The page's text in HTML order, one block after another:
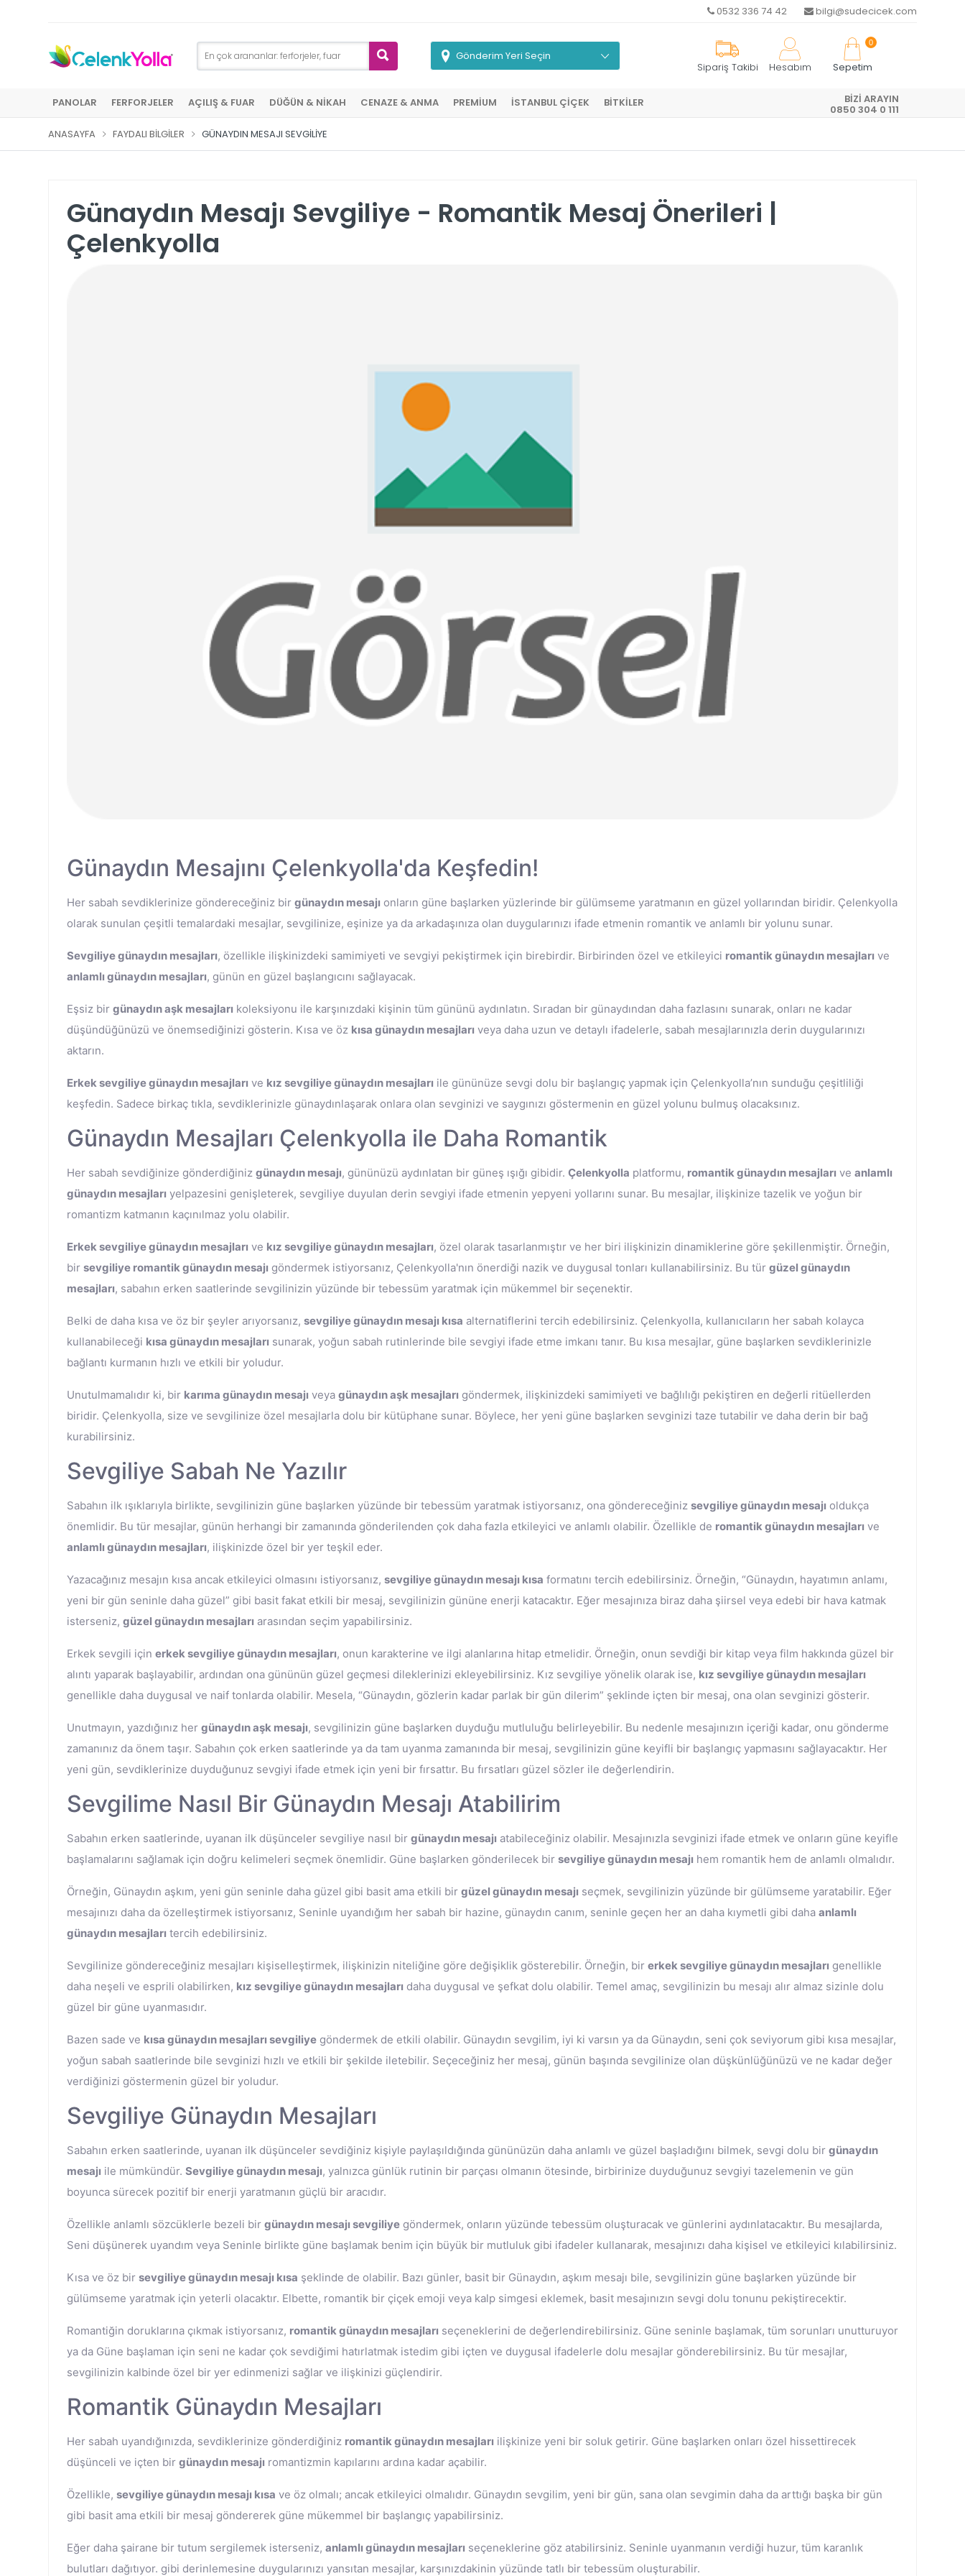
0532 336 74 42 bilgi@sudecicek.com
Gönderim Yeri Seçin
Sipariş Takibi
Hesabım Sepetim
0
PANOLAR FERFORJELER AÇILIŞ & FUAR DÜĞÜN & NİKAH CENAZE & ANMA PREMİUM İSTANBUL ÇİÇEK BİTKİLER BİZİ ARAYIN
0850 304 0 111
ANASAYFA
FAYDALI BILGILER GÜNAYDIN MESAJI SEVGILIYE
Günaydın Mesajı Sevgiliye - Romantik Mesaj Önerileri |
Çelenkyolla
Günaydın Mesajını Çelenkyolla'da Keşfedin!
Her sabah sevdiklerinize göndereceğiniz bir günaydın mesajı onların güne başlarken yüzlerinde bir gülümseme yaratmanın en güzel yollarından biridir. Çelenkyolla
olarak sunulan çeşitli temalardaki mesajlar, sevgilinize, eşinize ya da arkadaşınıza olan duygularınızı ifade etmenin romantik ve anlamlı bir yolunu sunar.
Sevgiliye günaydın mesajları, özellikle ilişkinizdeki samimiyeti ve sevgiyi pekiştirmek için birebirdir. Birbirinden özel ve etkileyici romantik günaydın mesajları ve
anlamlı günaydın mesajları, günün en güzel başlangıcını sağlayacak.
Eşsiz bir günaydın aşk mesajları koleksiyonu ile karşınızdaki kişinin tüm gününü aydınlatın. Sıradan bir günaydından daha fazlasını sunarak, onları ne kadar
düşündüğünüzü ve önemsediğinizi gösterin. Kısa ve öz kısa günaydın mesajları veya daha uzun ve detaylı ifadelerle, sabah mesajlarınızla derin duygularınızı
aktarın.
Erkek sevgiliye günaydın mesajları ve kız sevgiliye günaydın mesajları ile gününüze sevgi dolu bir başlangıç yapmak için Çelenkyolla’nın sunduğu çeşitliliği
keşfedin. Sadece birkaç tıkla, sevdiklerinizle günaydınlaşarak onlara olan sevginizi ve saygınızı göstermenin en güzel yolunu bulmuş olacaksınız.
Günaydın Mesajları Çelenkyolla ile Daha Romantik
Her sabah sevdiğinize gönderdiğiniz günaydın mesajı, gününüzü aydınlatan bir güneş ışığı gibidir. Çelenkyolla platformu, romantik günaydın mesajları ve anlamlı
günaydın mesajları yelpazesini genişleterek, sevgiliye duyulan derin sevgiyi ifade etmenin yepyeni yollarını sunar. Bu mesajlar, ilişkinize tazelik ve yoğun bir
romantizm katmanın kaçınılmaz yolu olabilir.
Erkek sevgiliye günaydın mesajları ve kız sevgiliye günaydın mesajları, özel olarak tasarlanmıştır ve her biri ilişkinizin dinamiklerine göre şekillenmiştir. Örneğin,
bir sevgiliye romantik günaydın mesajı göndermek istiyorsanız, Çelenkyolla'nın önerdiği nazik ve duygusal tonları kullanabilirsiniz. Bu tür güzel günaydın
mesajları, sabahın erken saatlerinde sevgilinizin yüzünde bir tebessüm yaratmak için mükemmel bir seçenektir.
Belki de daha kısa ve öz bir şeyler arıyorsanız, sevgiliye günaydın mesajı kısa alternatiflerini tercih edebilirsiniz. Çelenkyolla, kullanıcıların her sabah kolayca
kullanabileceği kısa günaydın mesajları sunarak, yoğun sabah rutinlerinde bile sevgiyi ifade etme imkanı tanır. Bu kısa mesajlar, güne başlarken sevdiklerinizle
bağlantı kurmanın hızlı ve etkili bir yoludur.
Unutulmamalıdır ki, bir karıma günaydın mesajı veya günaydın aşk mesajları göndermek, ilişkinizdeki samimiyeti ve bağlılığı pekiştiren en değerli ritüellerden
biridir. Çelenkyolla, size ve sevgilinize özel mesajlarla dolu bir kütüphane sunar. Böylece, her yeni güne başlarken sevginizi taze tutabilir ve daha derin bir bağ
kurabilirsiniz.
Sevgiliye Sabah Ne Yazılır
Sabahın ilk ışıklarıyla birlikte, sevgilinizin güne başlarken yüzünde bir tebessüm yaratmak istiyorsanız, ona göndereceğiniz sevgiliye günaydın mesajı oldukça
önemlidir. Bu tür mesajlar, günün herhangi bir zamanında gönderilenden çok daha fazla etkileyici ve anlamlı olabilir. Özellikle de romantik günaydın mesajları ve
anlamlı günaydın mesajları, ilişkinizde özel bir yer teşkil eder.
Yazacağınız mesajın kısa ancak etkileyici olmasını istiyorsanız, sevgiliye günaydın mesajı kısa formatını tercih edebilirsiniz. Örneğin, “Günaydın, hayatımın anlamı,
yeni bir gün seninle daha güzel” gibi basit fakat etkili bir mesaj, sevgilinizin gününe enerji katacaktır. Eğer mesajınıza biraz daha şiirsel veya edebi bir hava katmak
isterseniz, güzel günaydın mesajları arasından seçim yapabilirsiniz.
Erkek sevgili için erkek sevgiliye günaydın mesajları, onun karakterine ve ilgi alanlarına hitap etmelidir. Örneğin, onun sevdiği bir kitap veya film hakkında güzel bir
alıntı yaparak başlayabilir, ardından ona gününün güzel geçmesi dileklerinizi ekleyebilirsiniz. Kız sevgiliye yönelik olarak ise, kız sevgiliye günaydın mesajları
genellikle daha duygusal ve naif tonlarda olabilir. Mesela, “Günaydın, gözlerin kadar parlak bir gün dilerim” şeklinde içten bir mesaj, ona olan sevginizi gösterir.
Unutmayın, yazdığınız her günaydın aşk mesajı, sevgilinizin güne başlarken duyduğu mutluluğu belirleyebilir. Bu nedenle mesajınızın içeriği kadar, onu gönderme
zamanınız da önem taşır. Sabahın çok erken saatlerinde ya da tam uyanma zamanında bir mesaj, sevgilinizin güne keyifli bir başlangıç yapmasını sağlayacaktır. Her
yeni gün, sevdiklerinize duyduğunuz sevgiyi ifade etmek için yeni bir fırsattır. Bu fırsatları güzel sözler ile değerlendirin.
Sevgilime Nasıl Bir Günaydın Mesajı Atabilirim
Sabahın erken saatlerinde, uyanan ilk düşünceler sevgiliye nasıl bir günaydın mesajı atabileceğiniz olabilir. Mesajınızla sevginizi ifade etmek ve onların güne keyifle
başlamalarını sağlamak için doğru kelimeleri seçmek önemlidir. Güne başlarken gönderilecek bir sevgiliye günaydın mesajı hem romantik hem de anlamlı olmalıdır.
Örneğin, Günaydın aşkım, yeni gün seninle daha güzel gibi basit ama etkili bir güzel günaydın mesajı seçmek, sevgilinizin yüzünde bir gülümseme yaratabilir. Eğer
mesajınızı daha da özelleştirmek istiyorsanız, Seninle uyandığım her sabah bir hazine, günaydın canım, seninle geçen her an daha kıymetli gibi daha anlamlı
günaydın mesajları tercih edebilirsiniz.
Sevgilinize göndereceğiniz mesajları kişiselleştirmek, ilişkinizin niteliğine göre değişiklik gösterebilir. Örneğin, bir erkek sevgiliye günaydın mesajları genellikle
daha neşeli ve esprili olabilirken, kız sevgiliye günaydın mesajları daha duygusal ve şefkat dolu olabilir. Temel amaç, sevgilinizin bu mesajı alır almaz sizinle dolu
güzel bir güne uyanmasıdır.
Bazen sade ve kısa günaydın mesajları sevgiliye göndermek de etkili olabilir. Günaydın sevgilim, iyi ki varsın ya da Günaydın, seni çok seviyorum gibi kısa mesajlar,
yoğun sabah saatlerinde bile sevginizi hızlı ve etkili bir şekilde iletebilir. Seçeceğiniz her mesaj, günün başında sevgilinize olan düşkünlüğünüzü ve ne kadar değer
verdiğinizi göstermenin güzel bir yoludur.
Sevgiliye Günaydın Mesajları
Sabahın erken saatlerinde, uyanan ilk düşünceler sevdiğiniz kişiyle paylaşıldığında gününüzün daha anlamlı ve güzel başladığını bilmek, sevgi dolu bir günaydın
mesajı ile mümkündür. Sevgiliye günaydın mesajı, yalnızca günlük rutinin bir parçası olmanın ötesinde, birbirinize duyduğunuz sevgiyi tazelemenin ve gün
boyunca sürecek pozitif bir enerji yaratmanın güçlü bir aracıdır.
Özellikle anlamlı sözcüklerle bezeli bir günaydın mesajı sevgiliye göndermek, onların yüzünde tebessüm oluşturacak ve günlerini aydınlatacaktır. Bu mesajlarda,
Seni düşünerek uyandım veya Seninle birlikte güne başlamak benim için büyük bir mutluluk gibi ifadeler kullanarak, mesajınızı daha kişisel ve etkileyici kılabilirsiniz.
Kısa ve öz bir sevgiliye günaydın mesajı kısa şeklinde de olabilir. Bazı günler, basit bir Günaydın, aşkım mesajı bile, sevgilinizin güne başlarken yüzünde bir
gülümseme yaratmak için yeterli olacaktır. Elbette, romantik bir çiçek emoji veya kalp simgesi eklemek, basit mesajınızın sevgi dolu tonunu pekiştirecektir.
Romantiğin doruklarına çıkmak istiyorsanız, romantik günaydın mesajları seçeneklerini de değerlendirebilirsiniz. Güne seninle başlamak, tüm sorunları unutturuyor
ya da Güne başlaman için seni ne kadar çok sevdiğimi hatırlatmak istedim gibi içten ve duygusal ifadelerle dolu mesajlar gönderebilirsiniz. Bu tür mesajlar,
sevgilinizin kalbinde özel bir yer edinmenizi sağlar ve ilişkinizi güçlendirir.
Romantik Günaydın Mesajları
Her sabah uyandığınızda, sevdiklerinize gönderdiğiniz romantik günaydın mesajları ilişkinize yeni bir soluk getirir. Güne başlarken onları özel hissettirecek
düşünceli ve içten bir günaydın mesajı romantizmin kapılarını ardına kadar açabilir.
Özellikle, sevgiliye günaydın mesajı kısa ve öz olmalı; ancak etkileyici olmalıdır. Günaydın sevgilim, yeni bir gün, sana olan sevgimin daha da arttığı başka bir gün
gibi basit ama etkili bir mesaj göndererek güne mükemmel bir başlangıç yapabilirsiniz.
Eğer daha şairane bir tutum sergilemek isterseniz, anlamlı günaydın mesajları seçeneklerine göz atabilirsiniz. Seninle uyanmanın verdiği huzur, tüm karanlık
bulutları dağıtıyor. gibi derinlemesine duygularınızı yansıtan mesajlar, karşınızdakinin yüzünde tatlı bir tebessüm oluşturabilir.